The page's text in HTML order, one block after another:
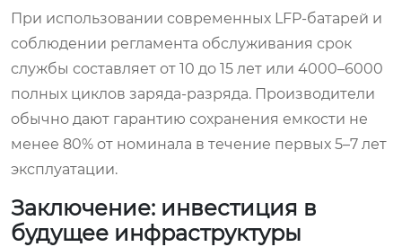
При использовании современных LFP-батарей и
соблюдении регламента обслуживания срок
службы составляет от 10 до 15 лет или 4000–6000
полных циклов заряда-разряда. Производители
обычно дают гарантию сохранения емкости не
менее 80% от номинала в течение первых 5–7 лет
эксплуатации.
Заключение: инвестиция в
будущее инфраструктуры